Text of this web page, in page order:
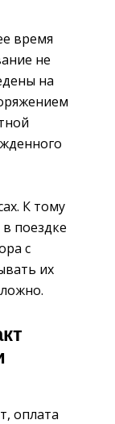
время
не
на
К тому
поездке
с
их
оплата